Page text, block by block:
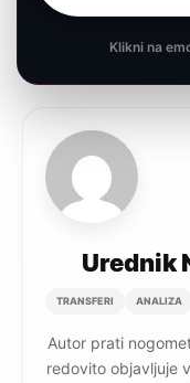
Klikni na
Urednik
TRANSFERI ANALIZA
Autor prati
redovito objavljuje